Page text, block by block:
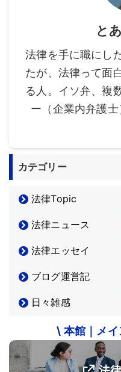
と
法律を手に職にし
たが、法律って面
る人。イソ弁、複
ー（企業内弁護士
カテゴリー
法律Topic
法律ニュース
法律エッセイ
ブログ運営記
日々雑感
\ 本館｜メ